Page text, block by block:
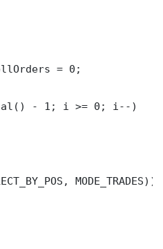
= 0;
- 1; i >= 0; i--)
MODE_TRADES))